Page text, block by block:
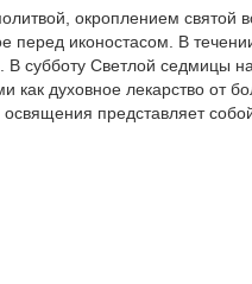
окроплением святой
иконостасом. В
субботу Светлой седмицы
как духовное лекарство от
представляет